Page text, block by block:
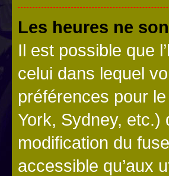
Les heures ne
Il est possible que
celui dans lequel
préférences pour
York, Sydney, etc.)
modification du
accessible qu’aux